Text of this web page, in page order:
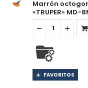
Marrón
«TRUPER» MD-
FAVORITOS